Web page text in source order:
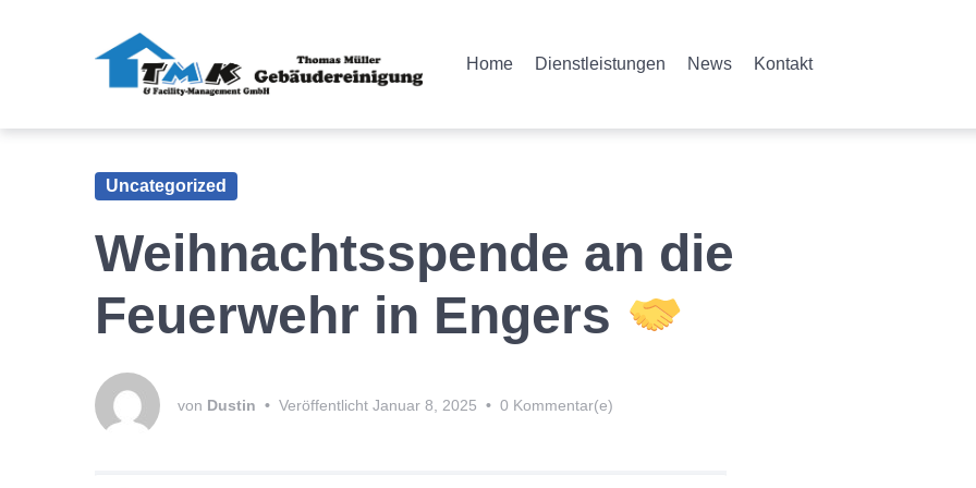
Hauptnavigation
Home Dienstleistungen News Kontakt
Uncategorized
Weihnachtsspende an die
Feuerwehr in Engers
von Dustin • Veröffentlicht Januar 8, 2025 • 0 Kommentar(e)